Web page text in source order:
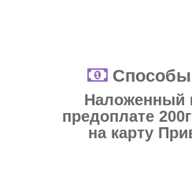
Способы
Наложенный
предоплате
на карту